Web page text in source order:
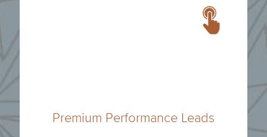
Premium Performance Leads
Zugang zu Singlepremiumleads direkt